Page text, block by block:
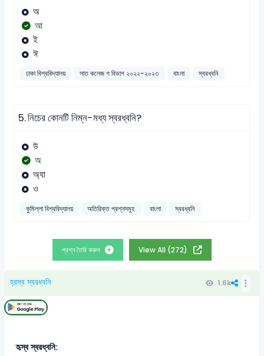
অ
আ
ই
ঈ
ঢাকা বিশ্ববিদ্যালয় সাত কলেজ গ বিভাগ ২০২২-২০২৩ বাংলা স্বরধ্বনি
5.নিচের কোনটি নিম্ন-মধ্য স্বরধ্বনি?
উ
অ
অ্যা
ও
কুমিল্লা বিশ্ববিদ্যালয় অতিরিক্ত প্রশ্নসমূহ বাংলা স্বরধ্বনি
প্রশ্ন তৈরি করুন View All (272)
হ্রস্ব স্বরধ্বনি 1.6k
হৃস্ব স্বরধ্বনি: